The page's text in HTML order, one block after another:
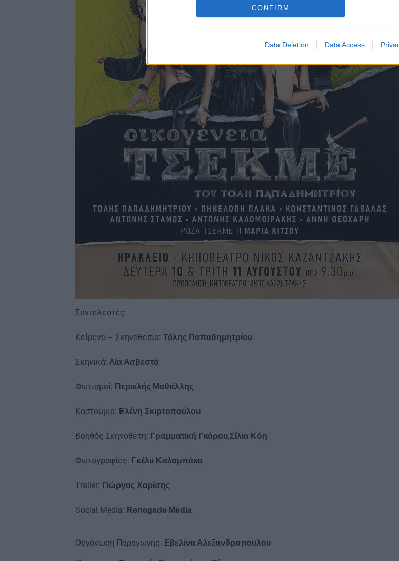
CONFIRM
Data Deletion Data Access
Συντελεστές:
Κείμενο – Σκηνοθεσία: Τόλης Παπαδημητρίου
Σκηνικά: Λία Ασβεστά
Φωτισμοί: Περικλής Μαθιέλλης
Kοστούμια: Ελένη Σκιρτοπούλου
Βοηθός Σκηνοθέτη: Γραμματική Γκόρου,Σίλια Κόη
Φωτογραφίες: Γκέλυ Καλαμπάκα
Trailer: Γιώργος Χαρίσης
Social Media: Renegade Media
Οργάνωση Παραγωγής: Eβελίνα Αλεξανδροπούλου